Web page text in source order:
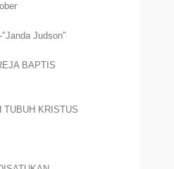
"Janda Judson"
BAPTIS
TUBUH KRISTUS